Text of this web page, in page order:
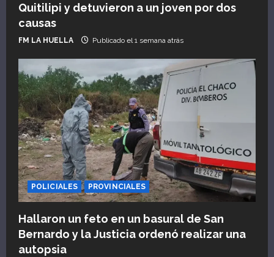
Quitilipi y detuvieron a un joven por dos
causas
FM LA HUELLA Publicado el 1 semana atrás
POLICIALES PROVINCIALES
Hallaron un feto en un basural de San
Bernardo y la Justicia ordenó realizar una
autopsia